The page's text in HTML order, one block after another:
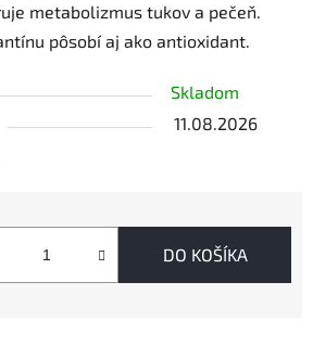
metabolizmus tukov a pečeň.
pôsobí aj ako antioxidant.
Skladom
11.08.2026
DO KOŠÍKA